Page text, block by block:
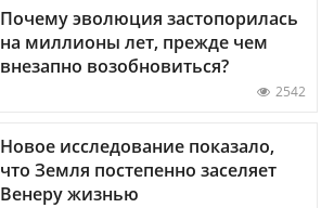
Почему эволюция застопорилась
на миллионы лет, прежде чем
внезапно возобновиться?
2542
Новое исследование показало,
что Земля постепенно заселяет
Венеру жизнью